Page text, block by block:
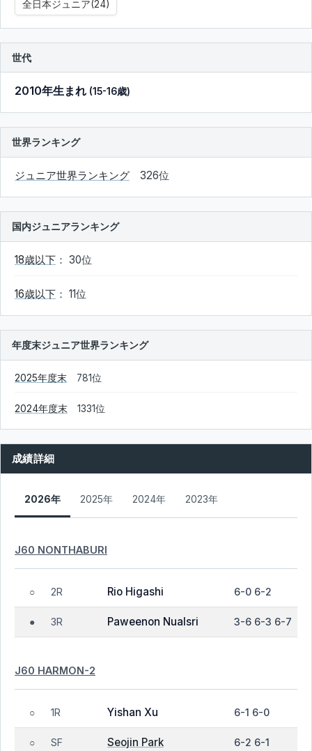
全日本ジュニア(24)
世代
2010年生まれ (15-16歳)
世界ランキング
ジュニア世界ランキング 326位
国内ジュニアランキング
18歳以下 ： 30位
16歳以下 ： 11位
年度末ジュニア世界ランキング
2025年度末 781位
2024年度末 1331位
成績詳細
2026年 2025年 2024年 2023年
J60 NONTHABURI
○ 2R Rio Higashi 6-0 6-2
● 3R Paweenon Nualsri 3-6 6-3 6-7
J60 HARMON-2
○ 1R Yishan Xu 6-1 6-0
○ SF Seojin Park 6-2 6-1